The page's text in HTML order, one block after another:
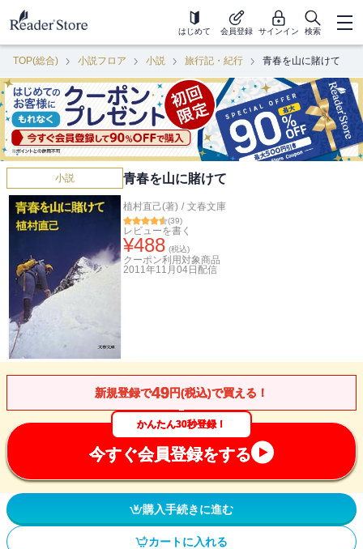
はじめて 会員登録 サインイン 検索
TOP(総合) 小説フロア 小説 旅行記・紀行 青春を山に賭けて
小説 青春を山に賭けて
植村直己(著) / 文春文庫
(39)
レビューを書く
¥488 (税込)
クーポン利用対象商品
2011年11月04日 配信
新規登録で49円(税込)で買える！
かんたん30秒登録！
今すぐ会員登録をする
購入手続きに進む
カートに入れる